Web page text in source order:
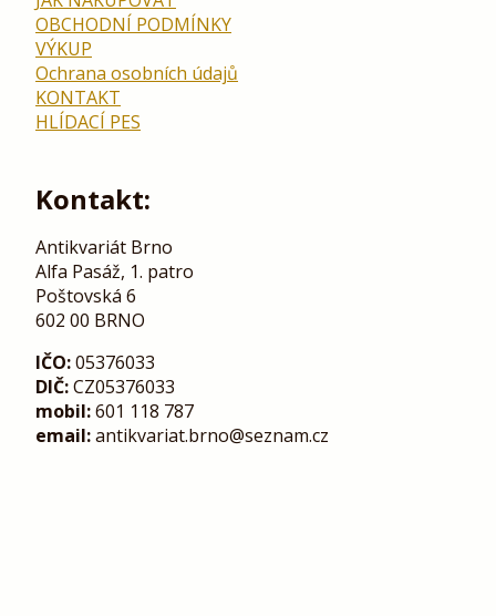
OBCHODNÍ PODMÍNKY
VÝKUP
Ochrana osobních údajů
KONTAKT
HLÍDACÍ PES
Kontakt:
Antikvariát Brno
Alfa Pasáž, 1. patro
Poštovská 6
602 00 BRNO
IČO:05376033
DIČ:CZ05376033
mobil:601 118 787
email:antikvariat.brno@seznam.cz